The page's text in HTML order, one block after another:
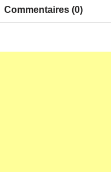
Commentaires (0)